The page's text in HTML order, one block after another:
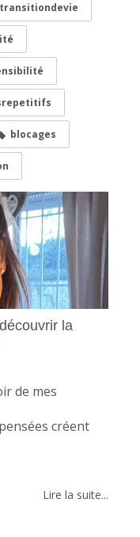
transitiondevie
blocages
la
de mes
créent
Lire la suite...